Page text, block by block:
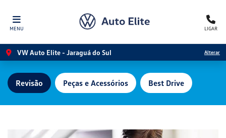
MENU LIGAR
VW Auto Elite - Jaraguá do Sul Alterar
Revisão Peças e Acessórios Best Drive